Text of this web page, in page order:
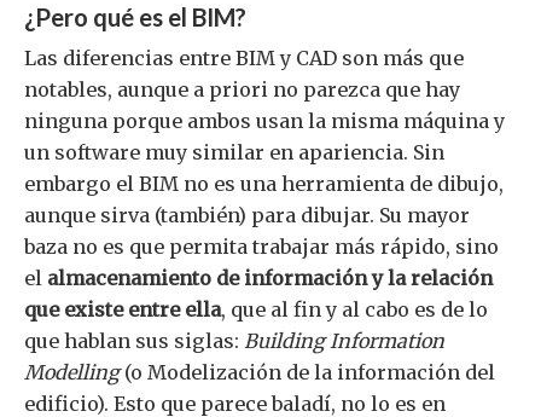
¿Pero qué es el BIM?
Las diferencias entre BIM y CAD son más que
notables, aunque a priori no parezca que hay
ninguna porque ambos usan la misma máquina y
un software muy similar en apariencia. Sin
embargo el BIM no es una herramienta de dibujo,
aunque sirva (también) para dibujar. Su mayor
baza no es que permita trabajar más rápido, sino
el almacenamiento de información y la relación
que existe entre ella, que al fin y al cabo es de lo
que hablan sus siglas: Building Information
Modelling(o Modelización de la información del
edificio). Esto que parece baladí, no lo es en